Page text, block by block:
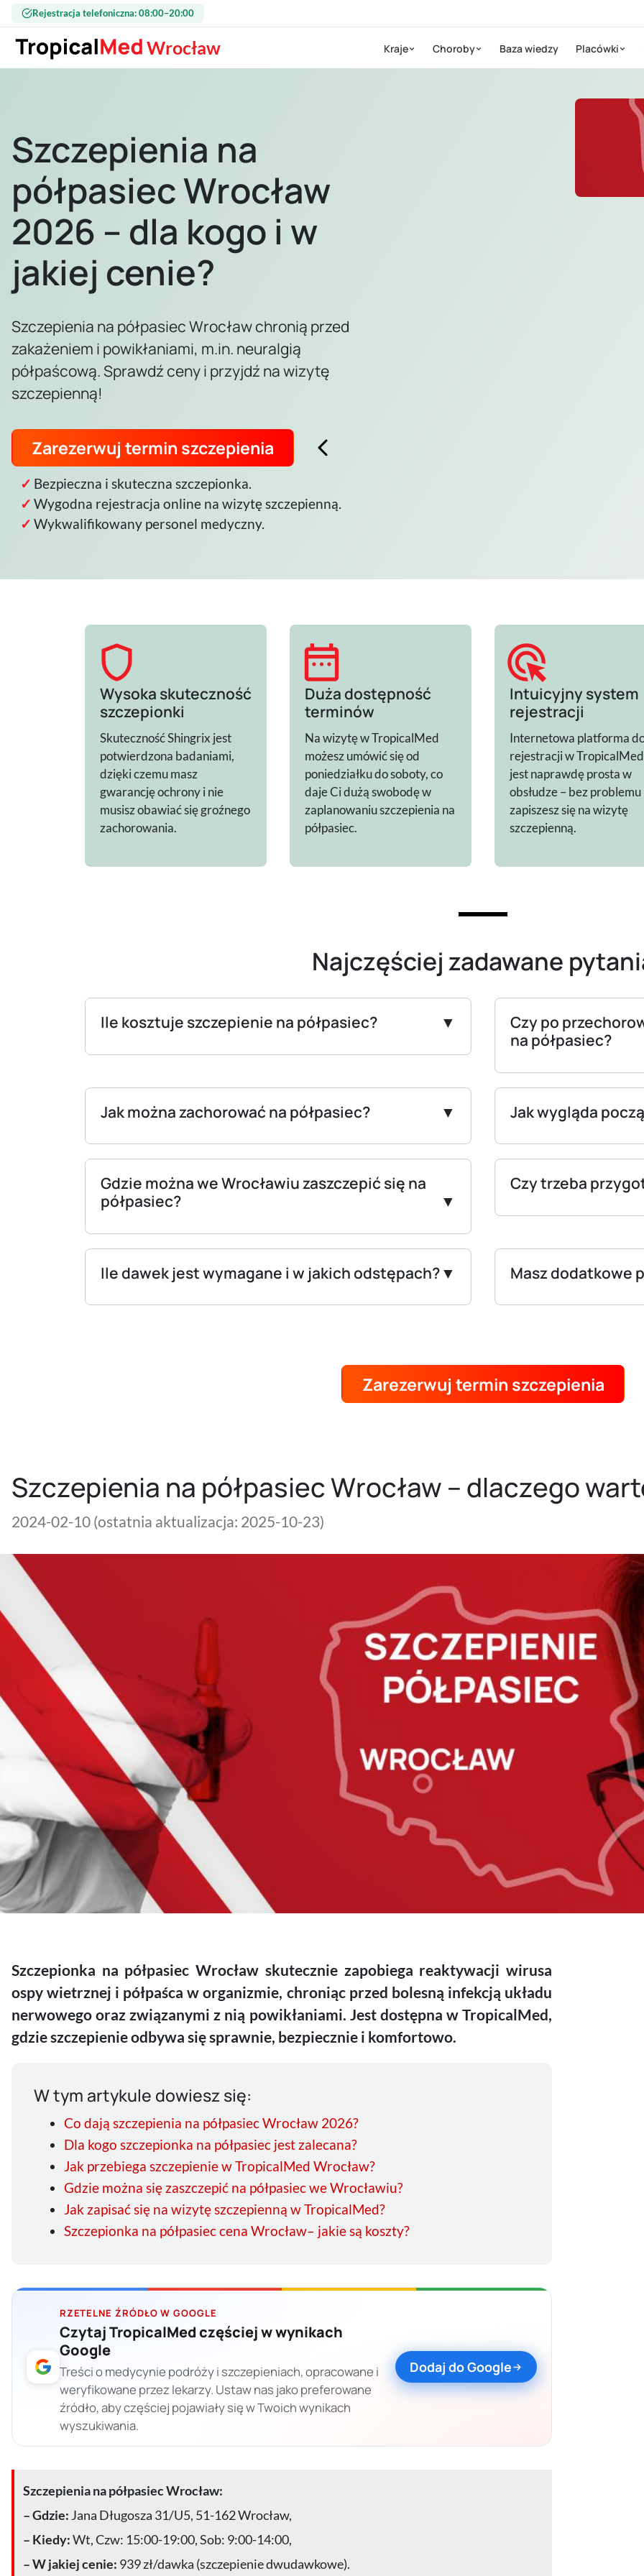
Przejdź do treści
Rejestracja telefoniczna: 08:00–20:00
Wrocław Kraje Choroby Baza wiedzy Placówki
Szczepienia na
półpasiec Wrocław
2026 – dla kogo i w
jakiej cenie?
Szczepienia na półpasiec Wrocław chronią przed
zakażeniem i powikłaniami, m.in. neuralgią
półpaścową. Sprawdź ceny i przyjdź na wizytę
szczepienną!
Zarezerwuj termin szczepienia
Bezpieczna i skuteczna szczepionka.
Wygodna rejestracja online na wizytę szczepienną.
Wykwalifikowany personel medyczny.
shield
Wysoka skuteczność
szczepionki
Skuteczność Shingrix jest
potwierdzona badaniami,
dzięki czemu masz
gwarancję ochrony i nie
musisz obawiać się groźnego
zachorowania.
date_range
Duża dostępność
terminów
Na wizytę w TropicalMed
możesz umówić się od
poniedziałku do soboty, co
daje Ci dużą swobodę w
zaplanowaniu szczepienia na
półpasiec.
ads_click
Intuicyjny system
rejestracji
Internetowa platforma
rejestracji w TropicalMed
jest naprawdę prosta w
obsłudze – bez problemu
zapiszesz się na wizytę
szczepienną.
Najczęściej zadawane
Ile kosztuje szczepienie na półpasiec?
Czy po
na półpasiec?
Jak można zachorować na półpasiec? Jak wygląda
Gdzie można we Wrocławiu zaszczepić się na
półpasiec?
Czy trzeba
Ile dawek jest wymagane i w jakich odstępach? Masz dodatkowe
Zarezerwuj termin szczepienia
Szczepienia na półpasiec Wrocław – dlaczego
2024-02-10 (ostatnia aktualizacja: 2025-10-23)
Szczepionka na półpasiec Wrocław skutecznie zapobiega reaktywacji wirusa
ospy wietrznej i półpaśca w organizmie, chroniąc przed bolesną infekcją układu
nerwowego oraz związanymi z nią powikłaniami. Jest dostępna w TropicalMed,
gdzie szczepienie odbywa się sprawnie, bezpiecznie i komfortowo.
W tym artykule dowiesz się:
Co dają szczepienia na półpasiec Wrocław 2026?
Dla kogo szczepionka na półpasiec jest zalecana?
Jak przebiega szczepienie w TropicalMed Wrocław?
Gdzie można się zaszczepić na półpasiec we Wrocławiu?
Jak zapisać się na wizytę szczepienną w TropicalMed?
Szczepionka na półpasiec cena Wrocław– jakie są koszty?
RZETELNE ŹRÓDŁO W GOOGLE
Czytaj TropicalMed częściej w wynikach
Google
Treści o medycynie podróży i szczepieniach, opracowane i
weryfikowane przez lekarzy. Ustaw nas jako preferowane
źródło, aby częściej pojawiały się w Twoich wynikach
wyszukiwania.
Dodaj do Google
Szczepienia na półpasiec Wrocław:
– Gdzie: Jana Długosza 31/U5, 51-162 Wrocław,
– Kiedy:Wt, Czw: 15:00-19:00, Sob: 9:00-14:00,
– W jakiej cenie: 939 zł/dawka (szczepienie dwudawkowe).